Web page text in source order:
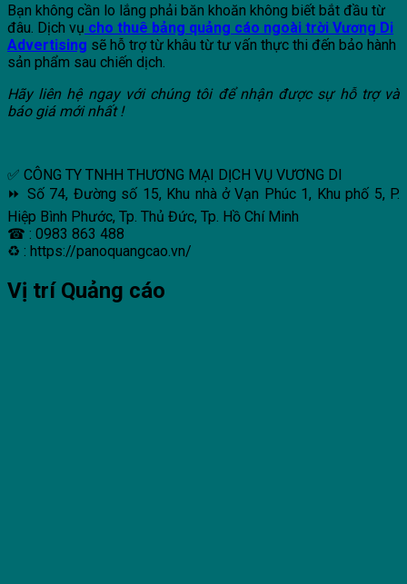
Bạn không cần lo lắng phải băn khoăn không biết bắt đầu từ
đâu. Dịch vụ cho thuê bảng quảng cáo ngoài trời Vương Di
Advertising sẽ hỗ trợ từ khâu từ tư vấn thực thi đến bảo hành
sản phẩm sau chiến dịch.
Hãy liên hệ ngay với chúng tôi để nhận được sự hỗ trợ và
báo giá mới nhất !
✅ CÔNG TY TNHH THƯƠNG MẠI DỊCH VỤ VƯƠNG DI
⏩ Số 74, Đường số 15, Khu nhà ở Vạn Phúc 1, Khu phố 5, P.
Hiệp Bình Phước, Tp. Thủ Đức, Tp. Hồ Chí Minh
☎ : 0983 863 488
♻ : https://panoquangcao.vn/
Vị trí Quảng cáo